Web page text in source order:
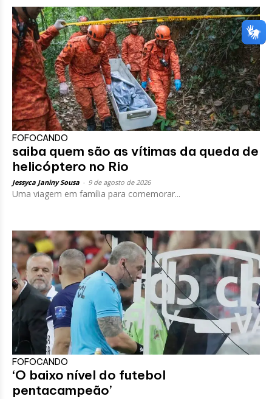
FOFOCANDO
saiba quem são as vítimas da queda de
helicóptero no Rio
Jessyca Janiny Sousa 9 de agosto de 2026
Uma viagem em família para comemorar...
FOFOCANDO
‘O baixo nível do futebol
pentacampeão’